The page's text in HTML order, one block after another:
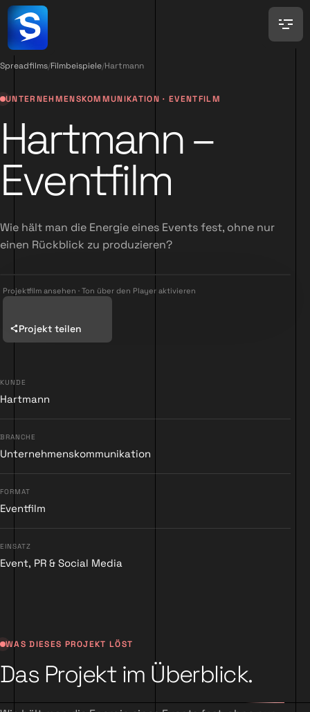
Spreadfilms/Filmbeispiele/Hartmann
UNTERNEHMENSKOMMUNIKATION · EVENTFILM
Hartmann –
Eventfilm
Wie hält man die Energie eines Events fest, ohne nur
einen Rückblick zu produzieren?
Projektfilm ansehen · Ton über den Player aktivieren
Projekt teilen
KUNDE
Hartmann
BRANCHE
Unternehmenskommunikation
FORMAT
Eventfilm
EINSATZ
Event, PR & Social Media
WAS DIESES PROJEKT LÖST
Das Projekt im Überblick.